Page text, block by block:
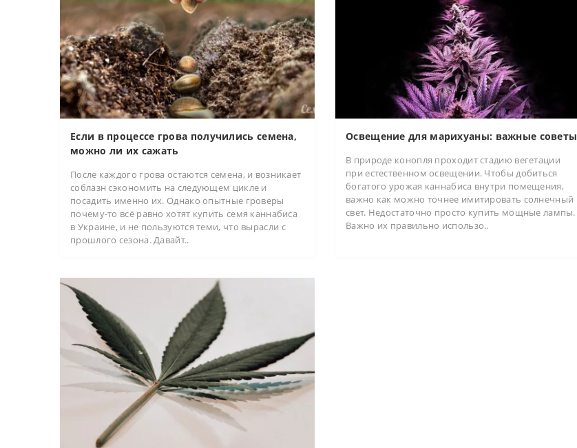
Если в процессе грова получились семена,
можно ли их сажать
После каждого грова остаются семена, и возникает
соблазн сэкономить на следующем цикле и
посадить именно их. Однако опытные гроверы
почему-то всё равно хотят купить семя каннабиса
в Украине, и не пользуются теми, что вырасли с
прошлого сезона. Давайт..
Освещение для марихуаны: важные советы
В природе конопля проходит стадию вегетации
при естественном освещении. Чтобы добиться
богатого урожая каннабиса внутри помещения,
важно как можно точнее имитировать солнечный
свет. Недостаточно просто купить мощные лампы.
Важно их правильно использо..